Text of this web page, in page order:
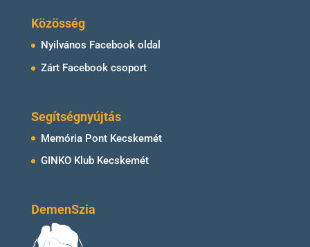
Közösség
Nyilvános Facebook oldal
Zárt Facebook csoport
Segítségnyújtás
Memória Pont Kecskemét
GINKO Klub Kecskemét
DemenSzia